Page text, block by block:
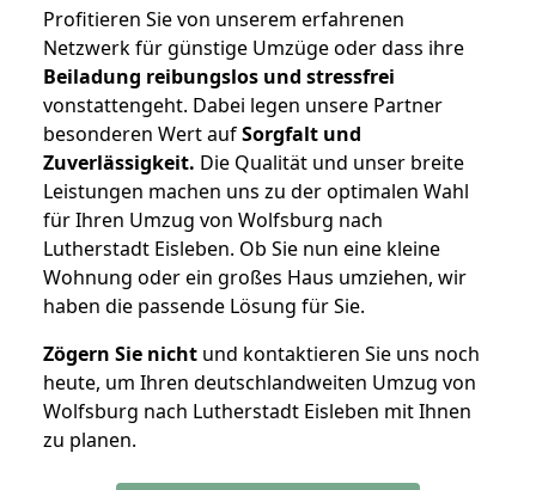
Profitieren Sie von unserem erfahrenen
Netzwerk für günstige Umzüge oder dass ihre
Beiladung reibungslos und stressfrei
vonstattengeht. Dabei legen unsere Partner
besonderen Wert aufSorgfalt und
Zuverlässigkeit. Die Qualität und unser breite
Leistungen machen uns zu der optimalen Wahl
für Ihren Umzug von Wolfsburg nach
Lutherstadt Eisleben. Ob Sie nun eine kleine
Wohnung oder ein großes Haus umziehen, wir
haben die passende Lösung für Sie.
Zögern Sie nicht und kontaktieren Sie uns noch
heute, um Ihren deutschlandweiten Umzug von
Wolfsburg nach Lutherstadt Eisleben mit Ihnen
zu planen.